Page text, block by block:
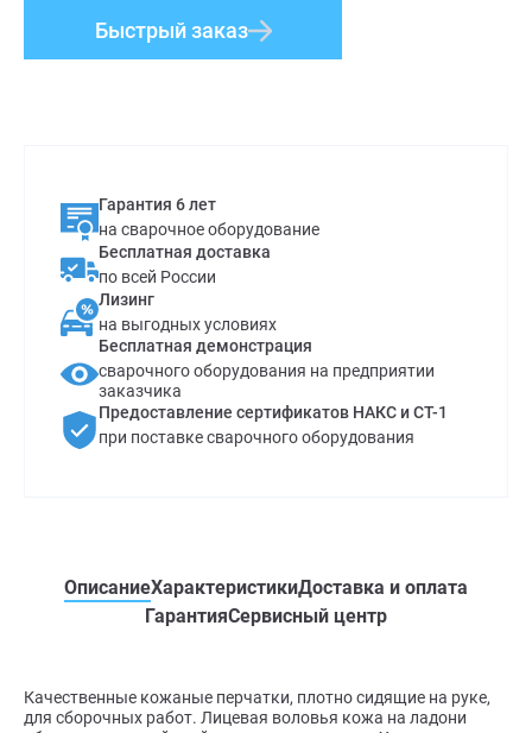
Быстрый заказ
Гарантия 6 лет
на сварочное оборудование
Бесплатная доставка
по всей России
Лизинг
на выгодных условиях
Бесплатная демонстрация
сварочного оборудования на предприятии
заказчика
Предоставление сертификатов НАКС и СТ-1
при поставке сварочного оборудования
ОписаниеХарактеристикиДоставка и оплата
ГарантияСервисный центр
Качественные кожаные перчатки, плотно сидящие на руке,
для сборочных работ. Лицевая воловья кожа на ладони